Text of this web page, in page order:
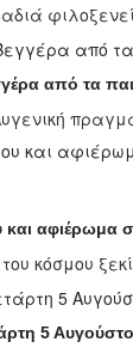
από τα
αφιέρωμα
κόσμου
5